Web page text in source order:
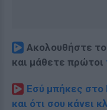
Ακολουθήστε
και μάθετε πρώτοι
Εσύ μπήκες στο
και ότι σου κάνει